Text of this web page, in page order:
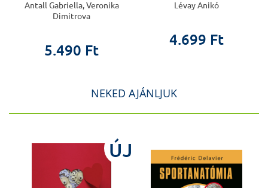
Antall Gabriella, Veronika
Dimitrova
5.490 Ft
Lévay Anikó
4.699 Ft
NEKED AJÁNLJUK
ÚJ